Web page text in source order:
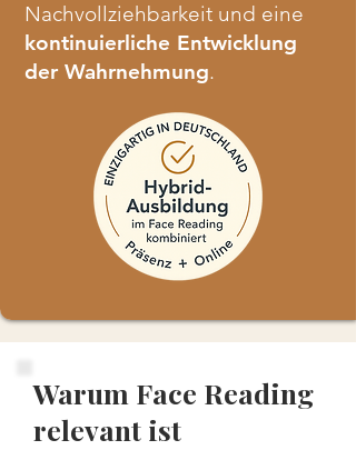
Nachvollziehbarkeit und eine
kontinuierliche Entwicklung
der Wahrnehmung.
Warum Face Reading
relevant ist